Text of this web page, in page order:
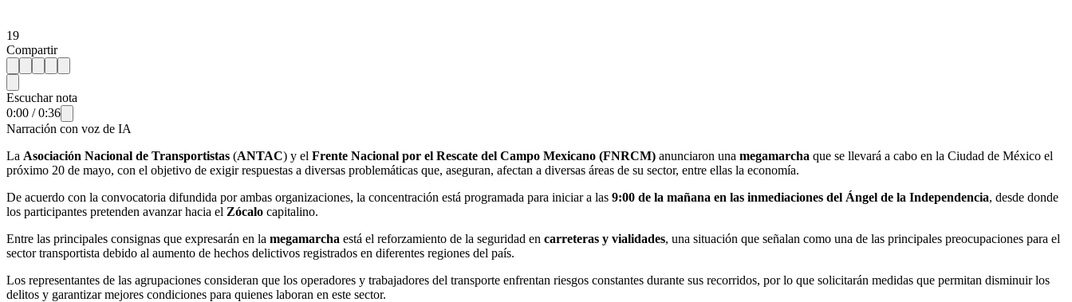
19
Compartir
Escuchar nota
0:00 /0:36
Narración con voz de IA
La Asociación Nacional de Transportistas (ANTAC) y el Frente Nacional por el Rescate del Campo Mexicano (FNRCM) anunciaron una megamarcha que se llevará a cabo en la Ciudad de México el
próximo 20 de mayo, con el objetivo de exigir respuestas a diversas problemáticas que, aseguran, afectan a diversas áreas de su sector, entre ellas la economía.
De acuerdo con la convocatoria difundida por ambas organizaciones, la concentración está programada para iniciar a las 9:00 de la mañana en las inmediaciones del Ángel de la Independencia, desde donde
los participantes pretenden avanzar hacia el Zócalo capitalino.
Entre las principales consignas que expresarán en la megamarcha está el reforzamiento de la seguridad en carreteras y vialidades, una situación que señalan como una de las principales preocupaciones para el
sector transportista debido al aumento de hechos delictivos registrados en diferentes regiones del país.
Los representantes de las agrupaciones consideran que los operadores y trabajadores del transporte enfrentan riesgos constantes durante sus recorridos, por lo que solicitarán medidas que permitan disminuir los
delitos y garantizar mejores condiciones para quienes laboran en este sector.